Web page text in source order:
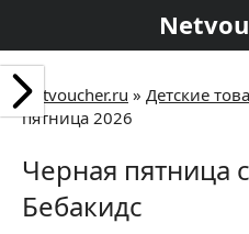
Netvoucher.ru » Детские
пятница 2026
Черная пятница
Бебакидс